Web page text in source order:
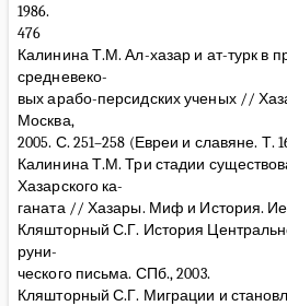
1986.
476
Калинина Т.М. Ал-хазар и ат-турк в
средневеко-
вых арабо-персидских ученых //
Москва,
2005. С. 251–258 (Евреи и славяне. Т.
Калинина Т.М. Три стадии
Хазарского ка-
ганата // Хазары. Миф и История.
Кляшторный С.Г. История
руни-
ческого письма. СПб., 2003.
Кляшторный С.Г. Миграции и